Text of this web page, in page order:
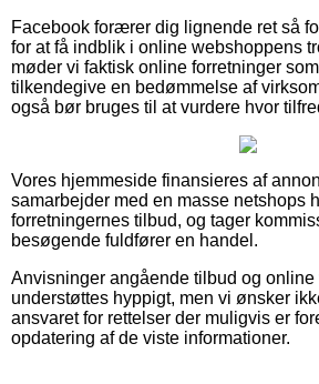
Facebook forærer dig lignende ret så
for at få indblik i online webshoppens
møder vi faktisk online forretninger
tilkendegive en bedømmelse af
også bør bruges til at vurdere hvor
Vores hjemmeside finansieres af
samarbejder med en masse netshops
forretningernes tilbud, og tager
besøgende fuldfører en handel.
Anvisninger angående tilbud og online
understøttes hyppigt, men vi ønsker
ansvaret for rettelser der muligvis er
opdatering af de viste informationer.